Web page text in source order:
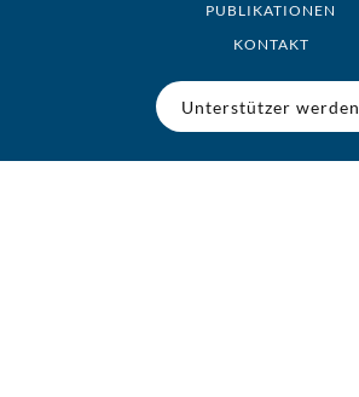
PUBLIKATIONEN
KONTAKT
Unterstützer werden